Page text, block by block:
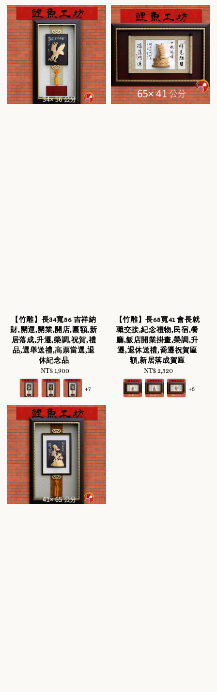
【竹雕】長34寬56 吉祥納
財,開運,開業,開店,匾額,新
居落成,升遷,榮調,祝賀,禮
品,選舉送禮,高票當選,退
休紀念品
Regular
price
NT$ 1,900
+7
【竹雕】長65寬41 會長就
職交接,紀念禮物,民宿,餐
廳,飯店開業掛畫,榮調,升
遷,退休送禮,喬遷祝賀匾
額,新居落成賀匾
Regular
price
NT$ 2,520
+5